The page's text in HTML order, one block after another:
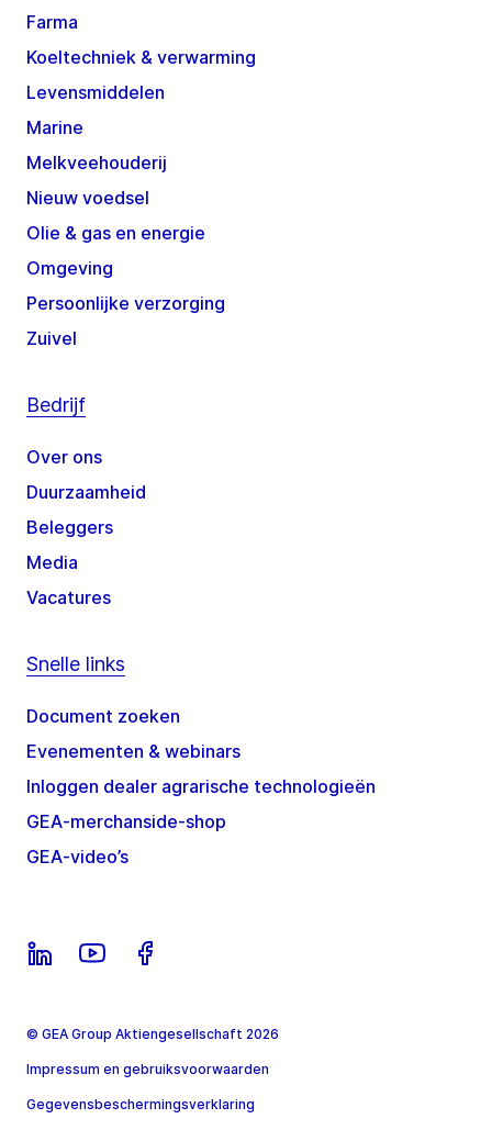
Farma
Koeltechniek & verwarming
Levensmiddelen
Marine
Melkveehouderij
Nieuw voedsel
Olie & gas en energie
Omgeving
Persoonlijke verzorging
Zuivel
Bedrijf
Over ons
Duurzaamheid
Beleggers
Media
Vacatures
Snelle links
Document zoeken
Evenementen & webinars
Inloggen dealer agrarische technologieën
GEA-merchanside-shop
GEA-video’s
© GEA Group Aktiengesellschaft 2026
Impressum en gebruiksvoorwaarden
Gegevensbeschermingsverklaring